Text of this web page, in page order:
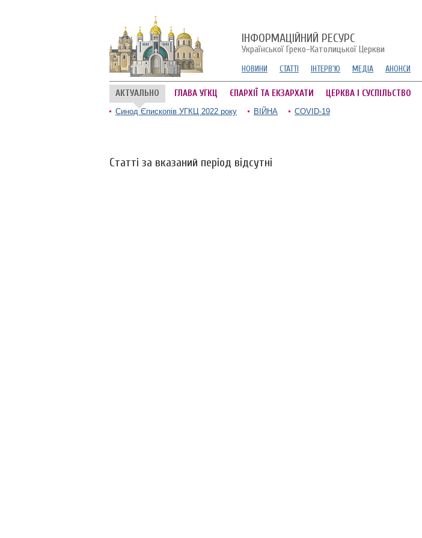
ІНФОРМАЦІЙНИЙ РЕСУРС
Української Греко-Католицької Церкви
НОВИНИ СТАТТІ ІНТЕРВ'Ю МЕДІА АНОНСИ
АКТУАЛЬНО ГЛАВА УГКЦ ЄПАРХІЇ ТА ЕКЗАРХАТИ ЦЕРКВА І СУСПІЛЬСТВО
Синод Єпископів УГКЦ 2022 року ВІЙНА COVID-19
Статті за вказаний період відсутні